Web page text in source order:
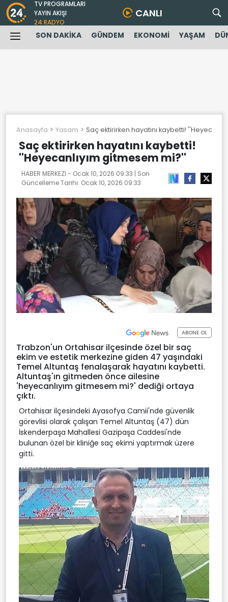
TV PROGRAMLARI
YAYIN AKIŞI
24 RADYO
CANLI
SON DAKİKA GÜNDEM EKONOMİ YAŞAM
Anasayfa Yasam Saç ektirirken hayatını kaybetti!
Saç ektirirken hayatını kaybetti!
''Heyecanlıyım gitmesem mi?''
HABER MERKEZİ - Ocak 10, 2026 09:33 | Son
Güncelleme Tarihi: Ocak 10, 2026 09:33
ABONE OL
Trabzon'un Ortahisar ilçesinde özel bir saç
ekim ve estetik merkezine giden 47 yaşındaki
Temel Altuntaş fenalaşarak hayatını kaybetti.
Altuntaş'ın gitmeden önce ailesine
'heyecanlıyım gitmesem mi?' dediği ortaya
çıktı.
Ortahisar ilçesindeki Ayasofya Camii'nde güvenlik
görevlisi olarak çalışan Temel Altuntaş (47) dün
İskenderpaşa Mahallesi Gazipaşa Caddesi'nde
bulunan özel bir kliniğe saç ekimi yaptırmak üzere
gitti.